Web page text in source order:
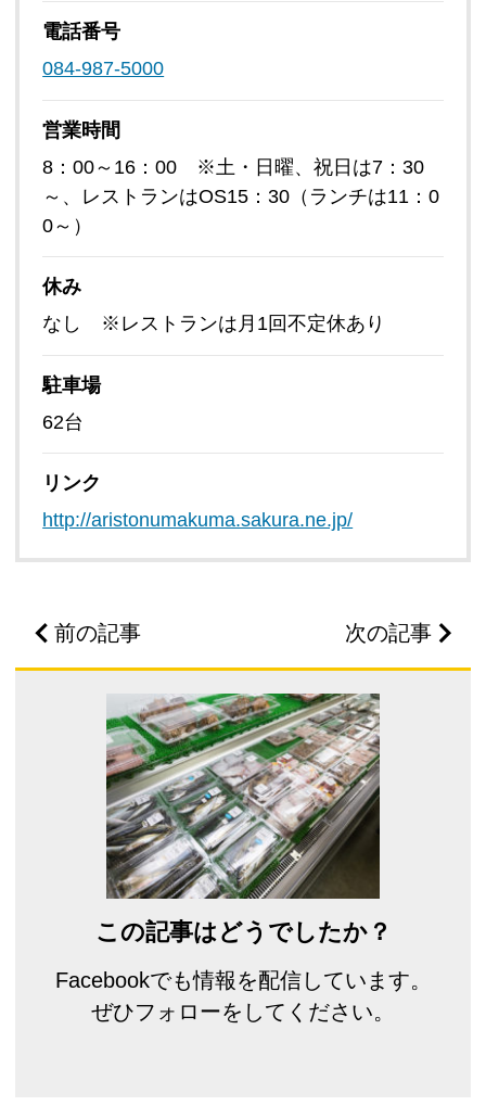
電話番号
084-987-5000
営業時間
8：00～16：00 ※土・日曜、祝日は7：30
～、レストランはOS15：30（ランチは11：0
0～）
休み
なし ※レストランは月1回不定休あり
駐車場
62台
リンク
http://aristonumakuma.sakura.ne.jp/
前の記事 次の記事
この記事はどうでしたか？
Facebookでも情報を配信しています。
ぜひフォローをしてください。